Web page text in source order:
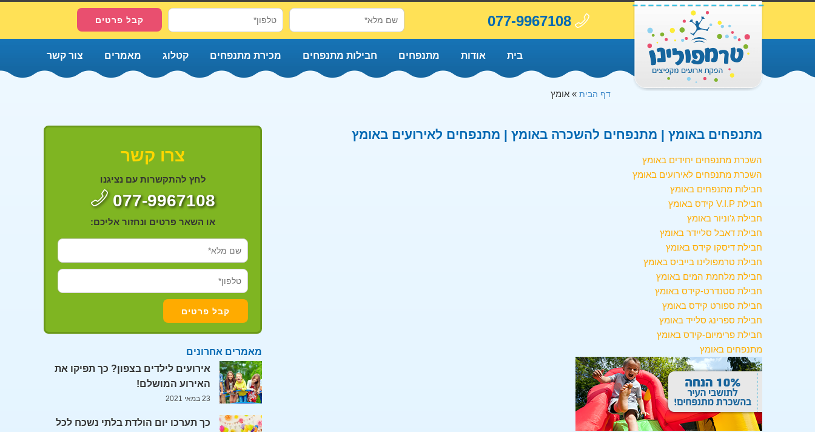
077-9967108
בית אודות מתנפחים חבילות מתנפחים מכירת מתנפחים קטלוג מאמרים צור קשר
דף הבית » אומץ
מתנפחים באומץ | מתנפחים להשכרה באומץ | מתנפחים לאירועים באומץ
השכרת מתנפחים יחידים באומץ
השכרת מתנפחים לאירועים באומץ
חבילות מתנפחים באומץ
חבילת V.I.P קידס באומץ
חבילת ג'וניור באומץ
חבילת דאבל סליידר באומץ
חבילת דיסקו קידס באומץ
חבילת טרמפולינו בייביס באומץ
חבילת מלחמת המים באומץ
חבילת סטנדרט-קידס באומץ
חבילת ספורט קידס באומץ
חבילת ספרינג סלייד באומץ
חבילת פרימיום-קידס באומץ
מתנפחים באומץ
צרו קשר
לחץ להתקשרות עם נציגנו
077-9967108
או השאר פרטים ונחזור אליכם:
מאמרים אחרונים
אירועים לילדים בצפון? כך תפיקו את
האירוע המושלם!
23 במאי 2021
כך תערכו יום הולדת בלתי נשכח לכל